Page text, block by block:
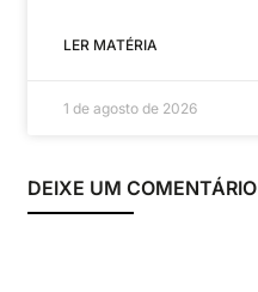
LER MATÉRIA
1 de agosto de 2026
DEIXE UM COMENTÁRIO